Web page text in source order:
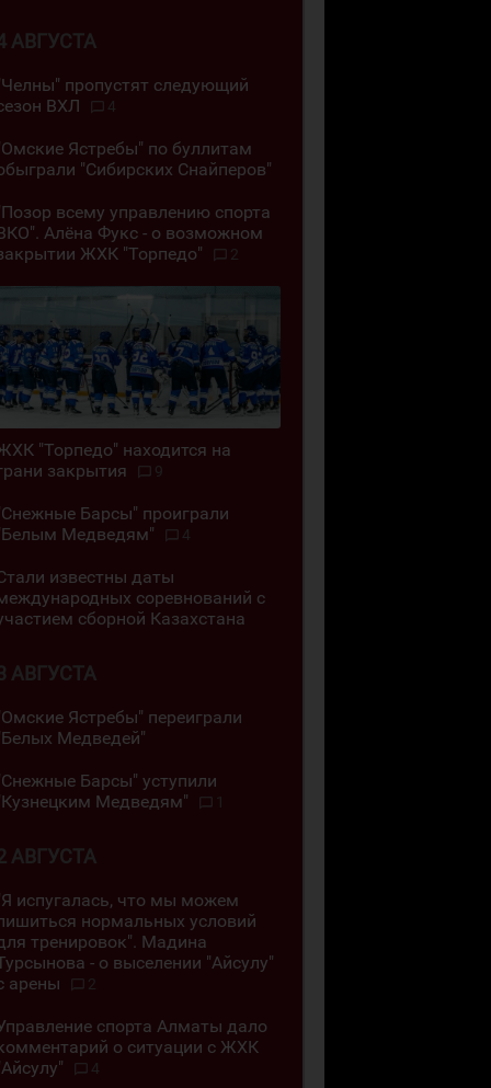
АВГУСТА
пропустят следующий
ВХЛ
4
Ястребы" по буллитам
"Сибирских Снайперов"
всему управлению спорта
Алёна Фукс - о возможном
ЖХК "Торпедо"
2
"Торпедо" находится на
закрытия
9
Барсы" проиграли
Медведям"
4
известны даты
соревнований с
сборной Казахстана
АВГУСТА
Ястребы" переиграли
Медведей"
Барсы" уступили
Медведям"
1
АВГУСТА
испугалась, что мы можем
нормальных условий
тренировок". Мадина
- о выселении "Айсулу"
арены
2
спорта Алматы дало
о ситуации с ЖХК
4